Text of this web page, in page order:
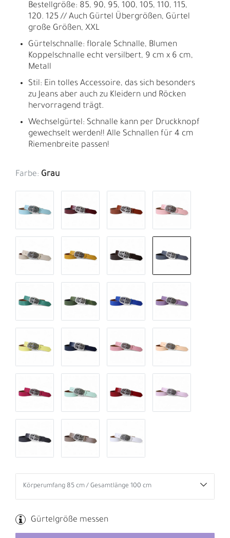
Bestellgröße: 85, 90, 95, 100, 105, 110, 115,
120. 125 // Auch Gürtel Übergrößen, Gürtel
große Größen, XXL
Gürtelschnalle: florale Schnalle, Blumen
Koppelschnalle echt versilbert, 9 cm x 6 cm,
Metall
Stil: Ein tolles Accessoire, das sich besonders
zu Jeans aber auch zu Kleidern und Röcken
hervorragend trägt.
Wechselgürtel: Schnalle kann per Druckknopf
gewechselt werden!! Alle Schnallen für 4 cm
Riemenbreite passen!
Farbe: Grau
Gürtelgröße messen